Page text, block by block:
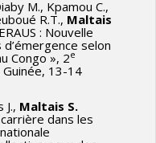
M., Kpamou C.,
R.T., Maltais
: Nouvelle
selon
Congo », 2e
Guinée, 13-14
J., Maltais S.
dans les